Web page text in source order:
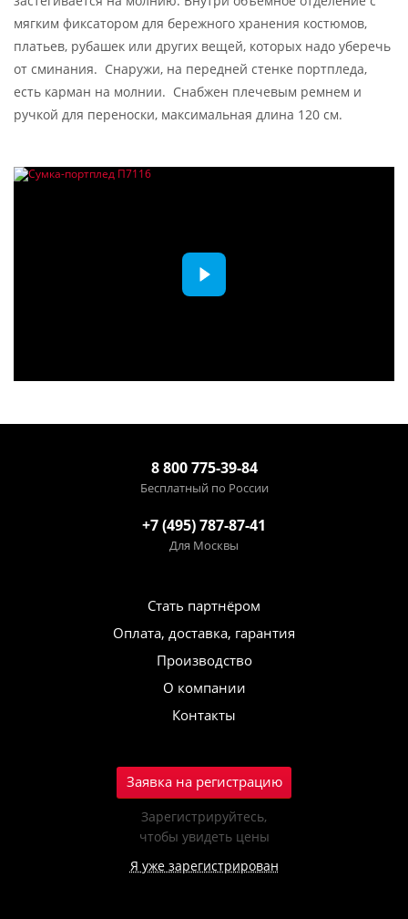
мягким фиксатором для бережного хранения костюмов,
платьев, рубашек или других вещей, которых надо уберечь
от сминания. Снаружи, на передней стенке портпледа,
есть карман на молнии. Снабжен плечевым ремнем и
ручкой для переноски, максимальная длина 120 см.
8 800 775-39-84
Бесплатный по России
+7 (495) 787-87-41
Для Москвы
Стать партнёром
Оплата, доставка, гарантия
Производство
О компании
Контакты
Заявка на регистрацию
Зарегистрируйтесь,
чтобы увидеть цены
Я уже зарегистрирован